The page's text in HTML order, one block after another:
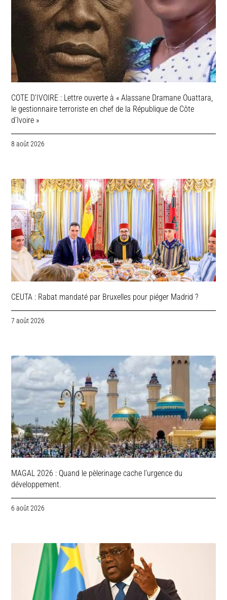
COTE D’IVOIRE : Lettre ouverte à « Alassane Dramane Ouattara,
le gestionnaire terroriste en chef de la République de Côte
d’Ivoire »
8 août 2026
CEUTA : Rabat mandaté par Bruxelles pour piéger Madrid ?
7 août 2026
MAGAL 2026 : Quand le pèlerinage cache l’urgence du
développement.
6 août 2026